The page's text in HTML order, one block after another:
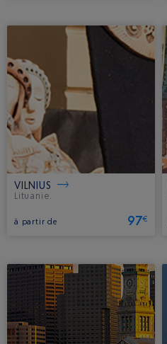
VILNIUS
Lituanie.
à partir de 97€